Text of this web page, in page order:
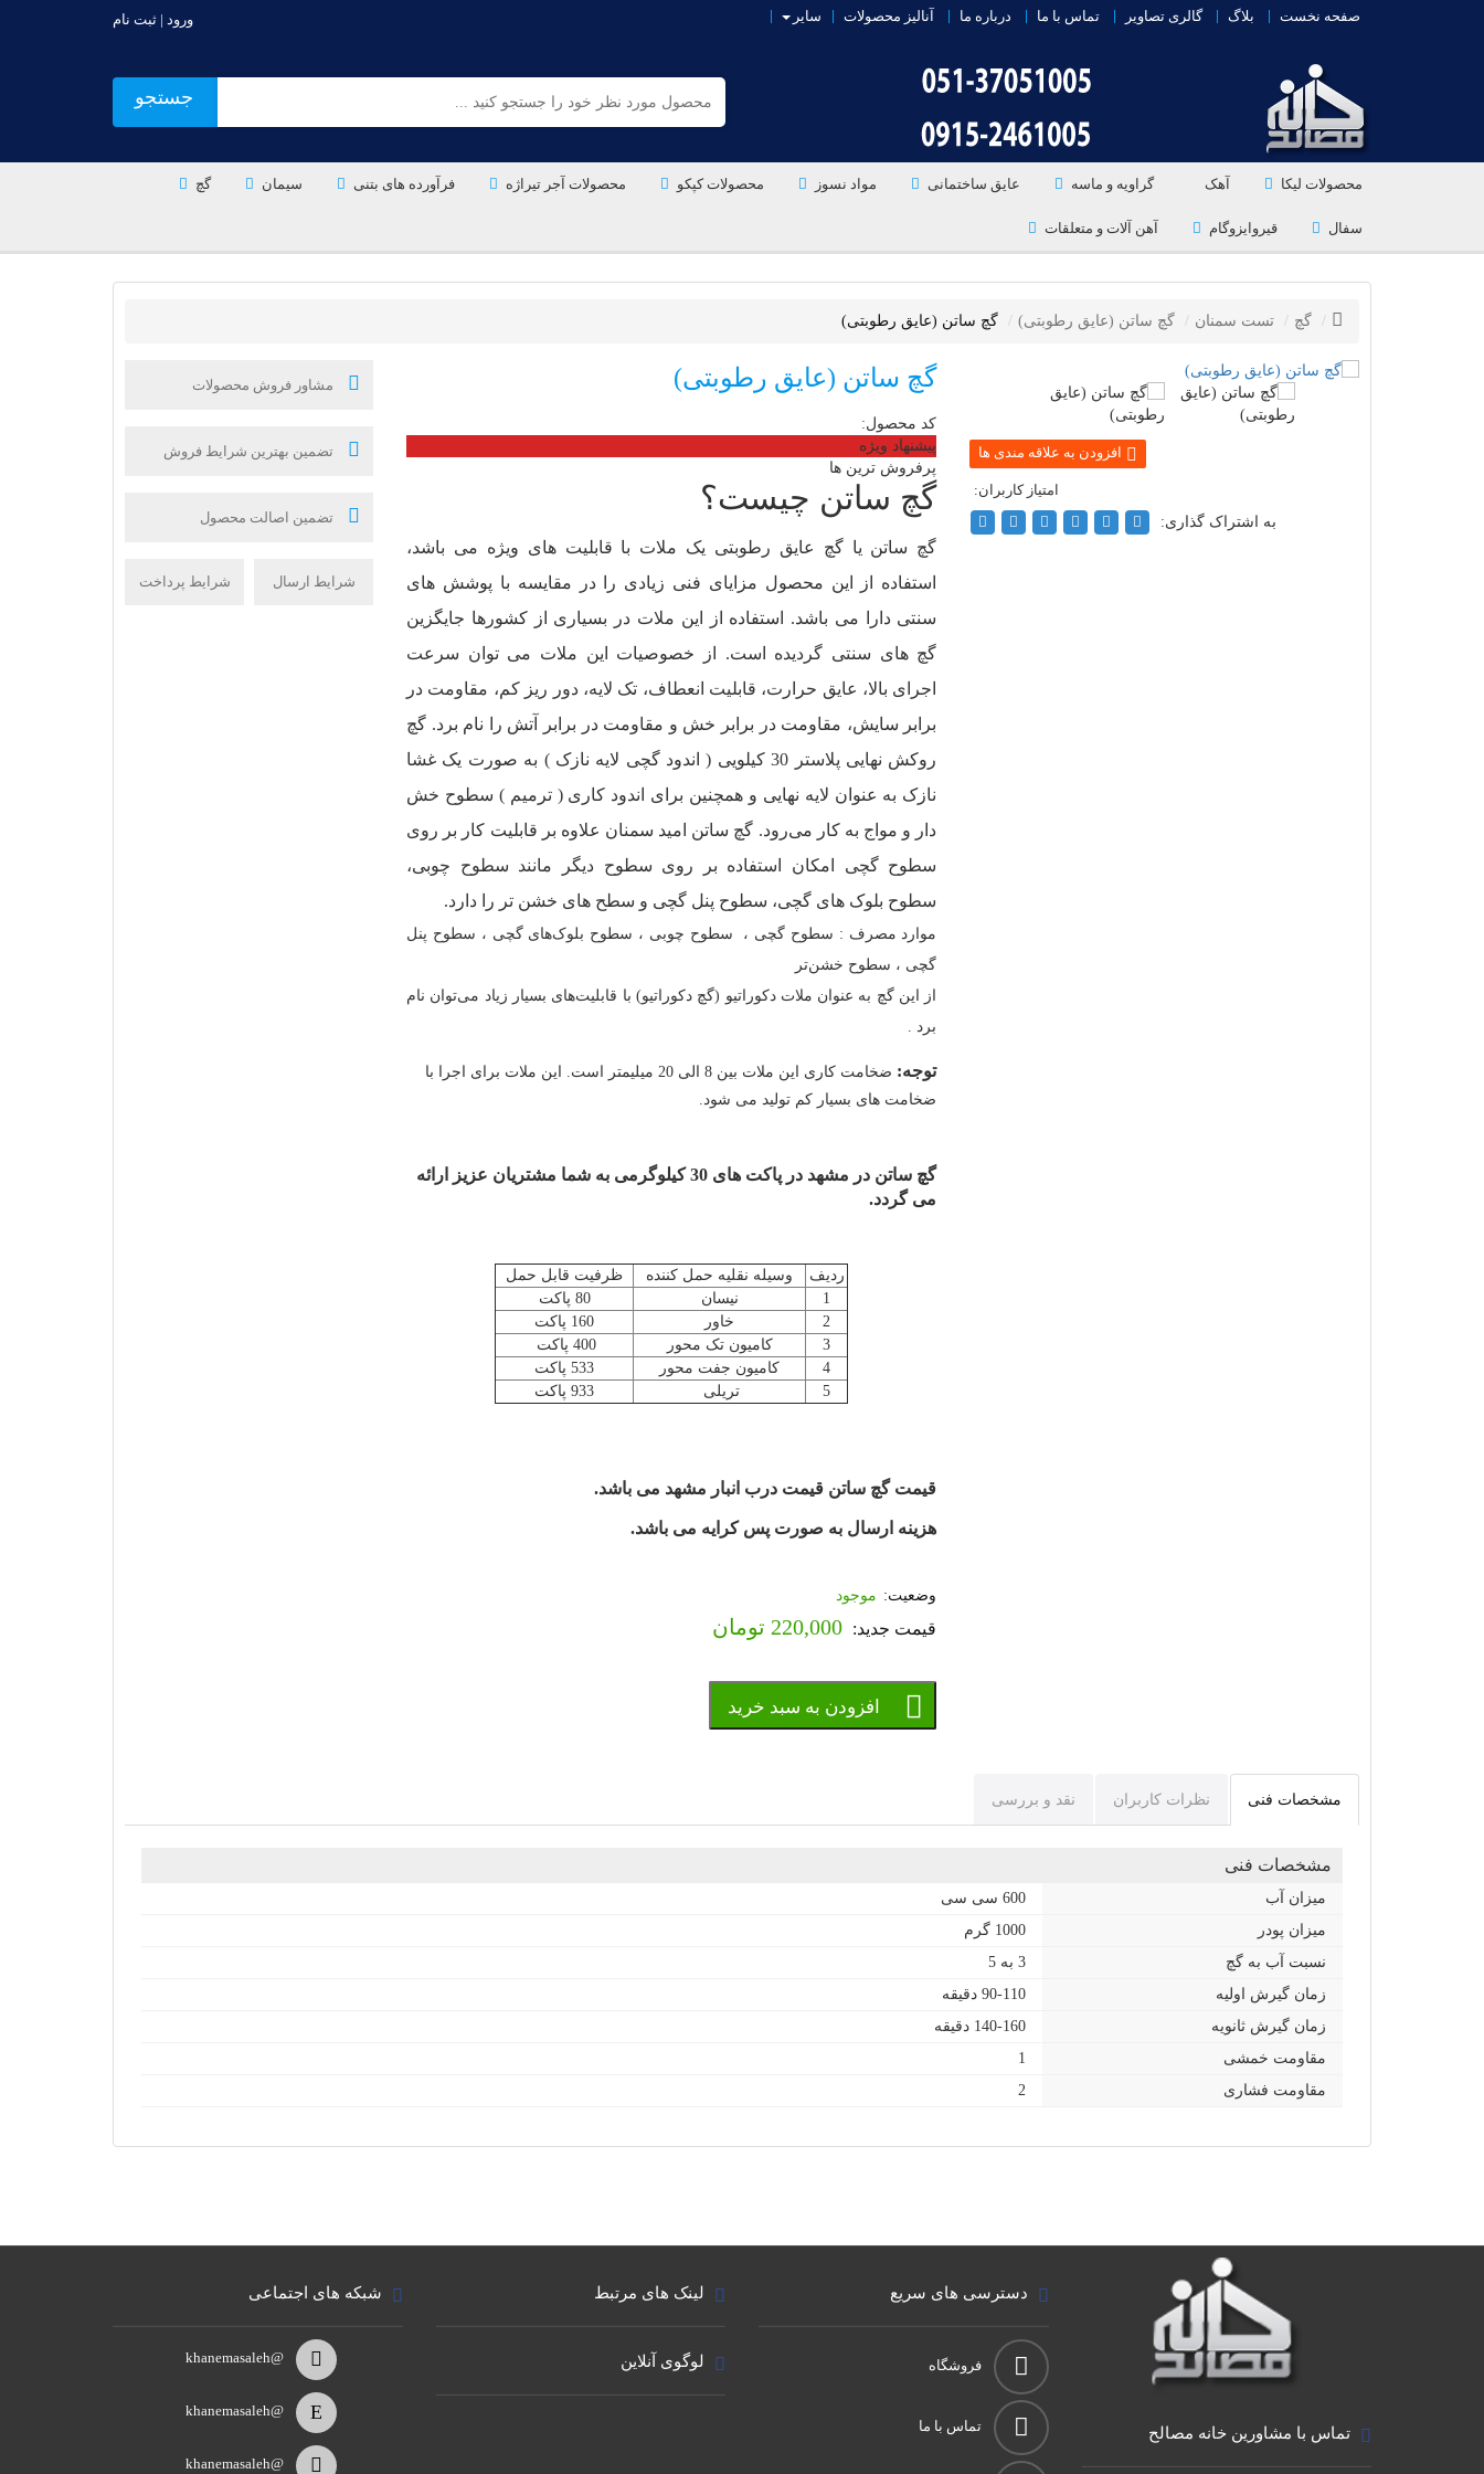
صفحه نخست بلاگ گالری تصاویر تماس با ما درباره ما آنالیز محصولات سایر ورود | ثبت نام
جستجو
محصولات لیکا آهک گراویه و ماسه عایق ساختمانی مواد نسوز محصولات کپکو محصولات آجر تیراژه فرآورده های بتنی سیمان گچ
سفال قیروایزوگام آهن آلات و متعلقات
گچ تست سمنان گچ ساتن (عایق رطوبتی) گچ ساتن (عایق رطوبتی)
به اشتراک گذاری:
گچ ساتن (عایق رطوبتی)
کد محصول:
پیشنهاد ویژه
پرفروش ترین ها
گچ ساتن چیست؟
گچ ساتن یا گچ عایق رطوبتی یک ملات با قابلیت های ویژه می باشد،
استفاده از این محصول مزایای فنی زیادی را در مقایسه با پوشش های
سنتی دارا می باشد. استفاده از این ملات در بسیاری از کشورها جایگزین
گچ های سنتی گردیده است. از خصوصیات این ملات می توان سرعت
اجرای بالا، عایق حرارت، قابلیت انعطاف، تک لایه، دور ریز کم، مقاومت در
برابر سایش، مقاومت در برابر خش و مقاومت در برابر آتش را نام برد. گچ
روکش نهایی پلاستر 30 کیلویی ( اندود گچی لایه نازک ) به صورت یک غشا
نازک به عنوان لایه نهایی و همچنین برای اندود کاری ( ترمیم ) سطوح خش‌
دار و مواج به کار می‌رود. گچ ساتن امید سمنان علاوه بر قابلیت کار بر روی
سطوح گچی امکان استفاده بر روی سطوح دیگر مانند سطوح چوبی،
سطوح بلوک های گچی، سطوح پنل گچی و سطح های خشن تر را دارد.
موارد مصرف : سطوح گچی ، سطوح چوبی ، سطوح بلوک‌های گچی ، سطوح پنل
گچی ، سطوح خشن‌تر
از این گچ به عنوان ملات دکوراتیو (گچ دکوراتیو) با قابلیت‌های بسیار زیاد می‌توان نام
برد .
توجه:
ضخامت کاری این ملات بین 8 الی 20 میلیمتر است. این ملات برای اجرا با
ضخامت های بسیار کم تولید می شود.
گچ ساتن در مشهد در پاکت های 30 کیلوگرمی به شما مشتریان عزیز ارائه
می گردد.
ردیف وسیله نقلیه حمل کننده
ظرفیت قابل حمل
1
نیسان
80 پاکت
2
خاور
160 پاکت
3
کامیون تک محور
400 پاکت
4
کامیون جفت محور
533 پاکت
5
تریلی 933 پاکت
قیمت گچ ساتن قیمت درب انبار مشهد می باشد.
هزینه ارسال به صورت پس کرایه می باشد.
موجود
220,000 تومان
افزودن به سبد خرید
مشاور فروش محصولات
تضمین بهترین شرایط فروش
تضمین اصالت محصول
شرایط ارسال شرایط پرداخت
مشخصات فنی نظرات کاربران نقد و بررسی
مشخصات فنی
میزان آب
600 سی سی
میزان پودر
1000 گرم
نسبت آب به گچ
3 به 5
زمان گیرش اولیه
90-110 دقیقه
زمان گیرش ثانویه
140-160 دقیقه
مقاومت خمشی
1
مقاومت فشاری
2
تماس با مشاورین خانه مصالح
دسترسی های سریع
فروشگاه
تماس با ما
لینک های مرتبط
لوگوی آنلاین
شبکه های اجتماعی
@khanemasaleh
@khanemasaleh
@khanemasaleh